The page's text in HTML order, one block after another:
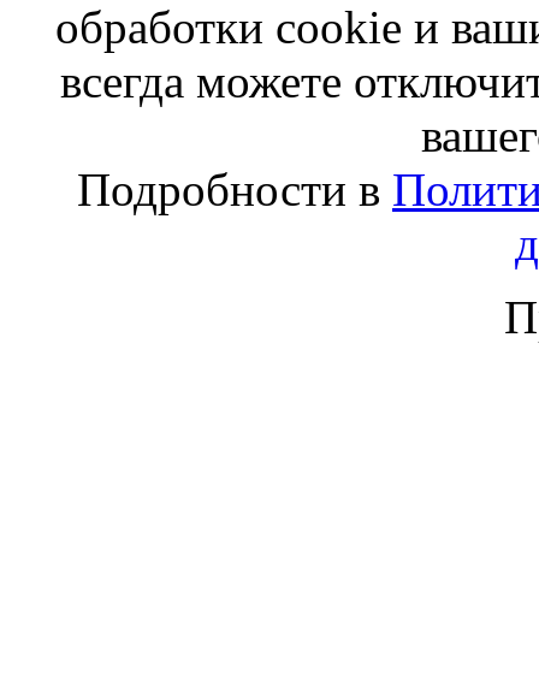
обработки cookie и
всегда можете
Подробности в